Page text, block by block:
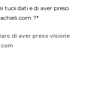
tuoi dati e di aver preso
?*
di aver preso visione